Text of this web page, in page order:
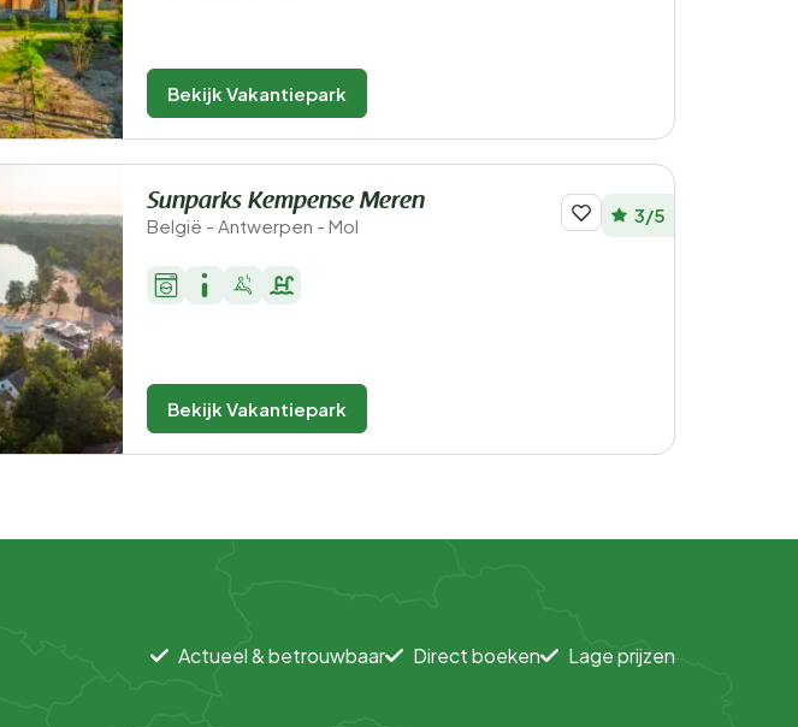
Bekijk Vakantiepark
Sunparks Kempense Meren
België - Antwerpen - Mol 3/5
Bekijk Vakantiepark
Actueel & betrouwbaar Direct boeken Lage prijzen